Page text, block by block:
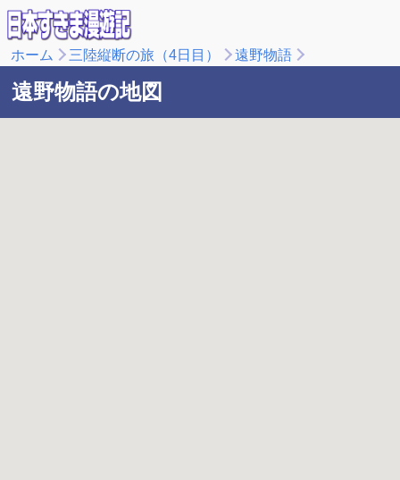
ホーム 三陸縦断の旅（4日目） 遠野物語
遠野物語の地図